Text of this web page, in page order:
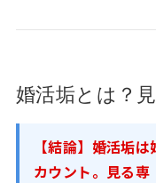
婚活垢とは？
【結論】婚活垢
カウント。見る専